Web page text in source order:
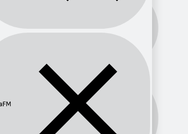
Género:
/ Indie
Banda:
FM
FM